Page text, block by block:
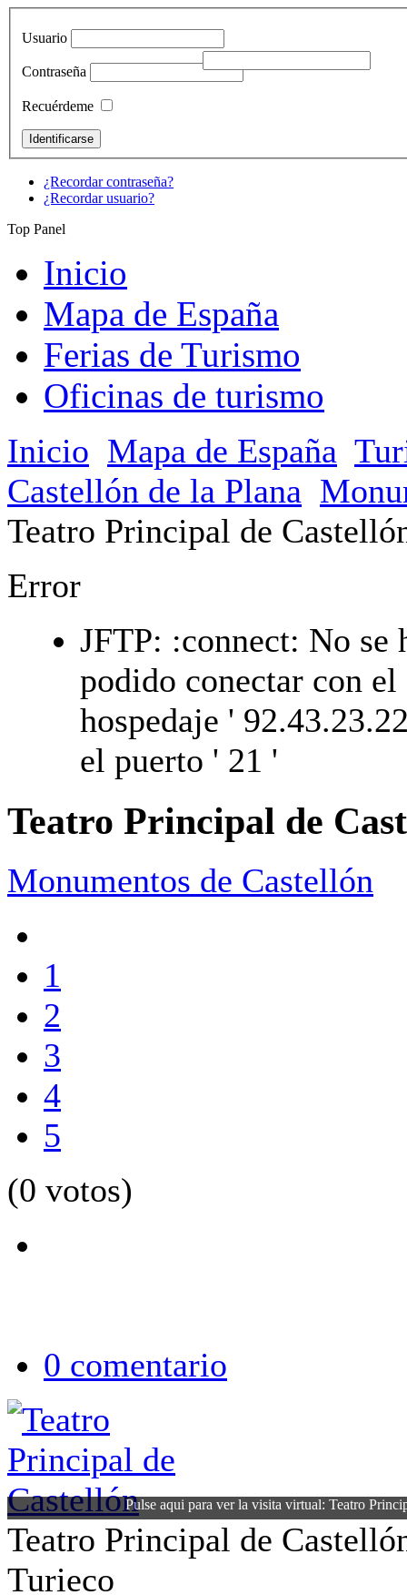
Usuario
Contraseña
Recuérdeme
¿Recordar contraseña?
¿Recordar usuario?
Top Panel
Inicio
Mapa de España
Ferias de Turismo
Oficinas de turismo
Inicio Mapa de España
Castellón de la Plana
Teatro Principal de
Error
JFTP: :connect: No se
podido conectar con el
hospedaje '
el puerto ' 21 '
Teatro Principal de
Monumentos de Castellón
1
2
3
4
5
(0 votos)
0 comentario
Pulse aqui para ver la visita virtual: Teatro
Teatro Principal de
Turieco